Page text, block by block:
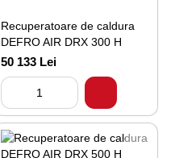
Recuperatoare de caldura
DEFRO AIR DRX 300 H
50 133 Lei